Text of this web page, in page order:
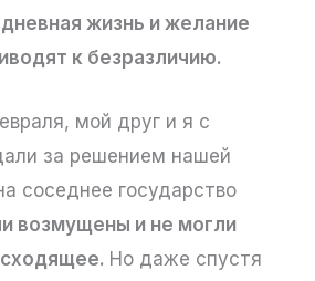
жизнь и желание
к безразличию.
мой друг и я с
за решением нашей
соседнее государство
возмущены и не могли
Но даже спустя